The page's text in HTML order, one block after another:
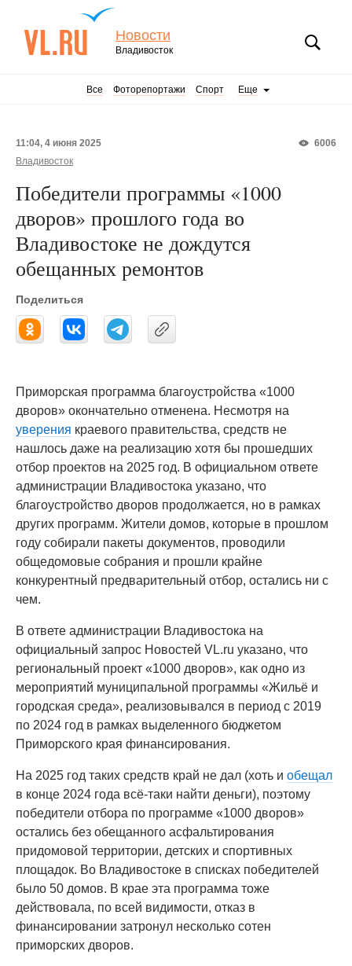
Новости
Владивосток
Все Фоторепортажи Спорт Еще
6006
11:04, 4 июня 2025
Владивосток
Победители программы «1000
дворов» прошлого года во
Владивостоке не дождутся
обещанных ремонтов
Поделиться
Приморская программа благоустройства «1000
дворов» окончательно отменена. Несмотря на
уверения краевого правительства, средств не
нашлось даже на реализацию хотя бы прошедших
отбор проектов на 2025 год. В официальном ответе
администрации Владивостока указано, что
благоустройство дворов продолжается, но в рамках
других программ. Жители домов, которые в прошлом
году собирали пакеты документов, проводили
общедомовые собрания и прошли крайне
конкурентный предварительный отбор, остались ни с
чем.
В ответе администрации Владивостока на
официальный запрос Новостей VL.ru указано, что
региональный проект «1000 дворов», как одно из
мероприятий муниципальной программы «Жильё и
городская среда», реализовывался в период с 2019
по 2024 год в рамках выделенного бюджетом
Приморского края финансирования.
На 2025 год таких средств край не дал (хоть и обещал
в конце 2024 года всё-таки найти деньги), поэтому
победители отбора по программе «1000 дворов»
остались без обещанного асфальтирования
придомовой территории, детских и спортивных
площадок. Во Владивостоке в списках победителей
было 50 домов. В крае эта программа тоже
действовала, по всей видимости, отказ в
финансировании затронул несколько сотен
приморских дворов.